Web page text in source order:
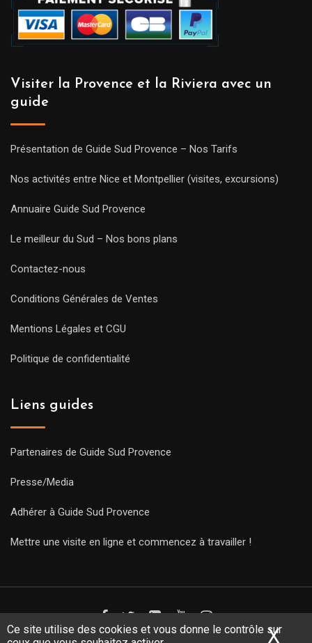
Ce site utilise des cookies et vous donne le contrôle sur
X
Visiter la Provence et la Riviera avec un
guide
Présentation de Guide Sud Provence – Nos Tarifs
Nos activités entre Nice et Montpellier (visites, excursions)
Annuaire Guide Sud Provence
Le meilleur du Sud – Nos bons plans
Contactez-nous
Conditions Générales de Ventes
Mentions Légales et CGU
Politique de confidentialité
Liens guides
Partenaires de Guide Sud Provence
Presse/Media
Adhérer à Guide Sud Provence
Mettre une visite en ligne et commencez à travailler !